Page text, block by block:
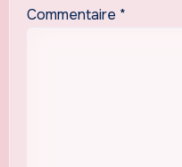
Commentaire *